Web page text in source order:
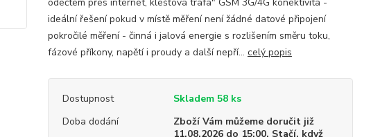
ideální řešení pokud v místě měření není žádné datové připojení
pokročilé měření - činná i jalová energie s rozlišením směru toku,
fázové příkony, napětí i proudy a další nepří... celý popis
Dostupnost
Skladem 58 ks
Doba dodání
Zboží Vám můžeme doručit již
11.08.2026 do 15:00. Stačí, když